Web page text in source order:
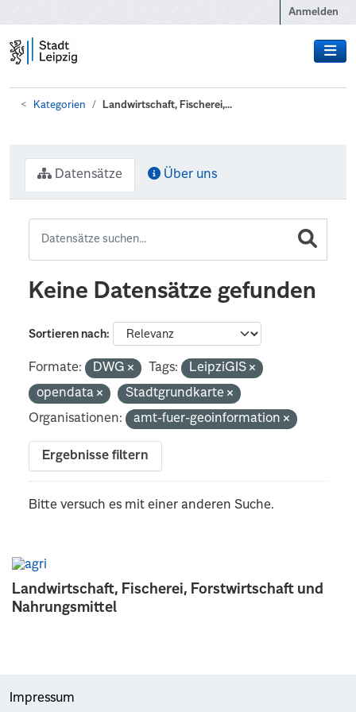
Anmelden
Kategorien Landwirtschaft, Fischerei,...
Landwirtschaft, Fischerei, Forstwirtschaft und
Nahrungsmittel
Datensätze Über uns
Keine Datensätze gefunden
Sortieren nach
Formate: DWG Tags:
LeipziGIS
opendata
Stadtgrundkarte
Organisationen:
amt-fuer-geoinformation
Ergebnisse filtern
Bitte versuch es mit einer anderen Suche.
Impressum